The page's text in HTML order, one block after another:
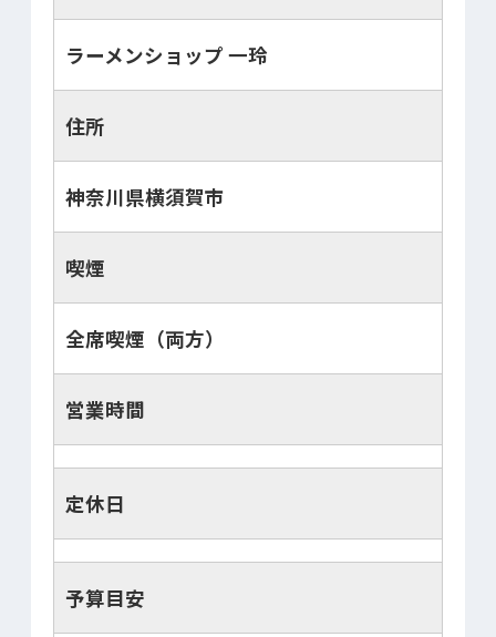
ラーメンショップ 一玲
住所
神奈川県横須賀市
喫煙
全席喫煙（両方）
営業時間
定休日
予算目安